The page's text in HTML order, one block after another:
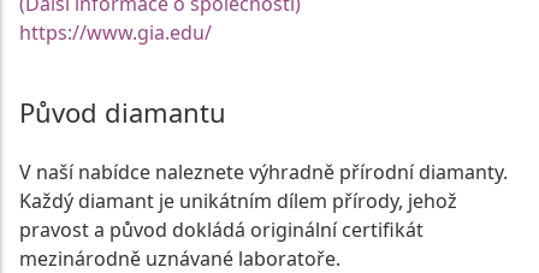
https://www.gia.edu/
Původ diamantu
V naší nabídce naleznete výhradně přírodní diamanty.
Každý diamant je unikátním dílem přírody, jehož
pravost a původ dokládá originální certifikát
mezinárodně uznávané laboratoře.